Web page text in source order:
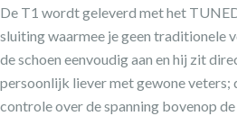
De T1 wordt geleverd met het
sluiting waarmee je geen traditionele
de schoen eenvoudig aan en hij zit
persoonlijk liever met gewone veters;
controle over de spanning bovenop de